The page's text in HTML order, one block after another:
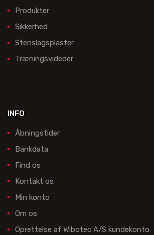
Produkter
Sikkerhed
Stenslagsplaster
Træningsvideoer
INFO
Åbningstider
Bankdata
Find os
Kontakt os
Min konto
Om os
Oprettelse af Wibotec A/S kundekonto